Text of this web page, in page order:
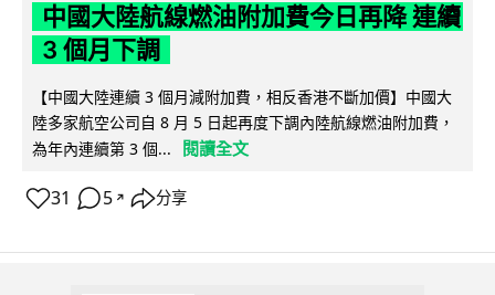
中國大陸航線燃油附加費今日再降 連續
3 個月下調
【中國大陸連續 3 個月減附加費，相反香港不斷加價】中國大
陸多家航空公司自 8 月 5 日起再度下調內陸航線燃油附加費，
為年內連續第 3 個...
閱讀全文
31 5 ↗ 分享